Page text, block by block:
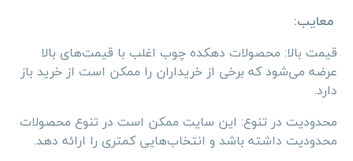
معایب:
قیمت بالا: محصولات دهکده چوب اغلب با قیمت‌های بالا
عرضه می‌شود که برخی از خریداران را ممکن است از خرید باز
دارد.
محدودیت در تنوع: این سایت ممکن است در تنوع محصولات
محدودیت داشته باشد و انتخاب‌هایی کمتری را ارائه دهد.